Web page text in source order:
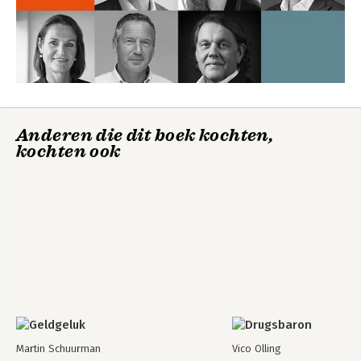
Hoofdstuk 3 ETF’s / beleggingsfondsen 143
Hoofdstuk 4 Aandelen op de beurs en uit het MKB 151
Hoofdstuk 5 Edelmetalen 163
Hoofdstuk 6 Vastgoed 173
Hoofdstuk 7 Forex 199
Hoofdstuk 9 Crowdlending 235
Deel 4: Na je financiële vrijheid 241
Hoofdstuk 1 Financieel vrij. En nu? 243
Anderen die dit boek kochten,
kochten ook
Martin Schuurman Vico Olling